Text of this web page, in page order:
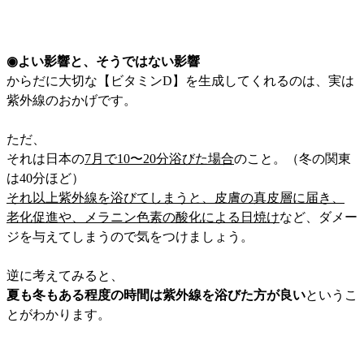
◉よい影響と、そうではない影響
からだに大切な【ビタミンD】を生成してくれるのは、実は
紫外線のおかげです。
ただ、
それは日本の7月で10〜20分浴びた場合のこと。（冬の関東
は40分ほど）
それ以上紫外線を浴びてしまうと、皮膚の真皮層に届き、
老化促進や、メラニン色素の酸化による日焼けなど、ダメー
ジを与えてしまうので気をつけましょう。
逆に考えてみると、
夏も冬もある程度の時間は紫外線を浴びた方が良いというこ
とがわかります。